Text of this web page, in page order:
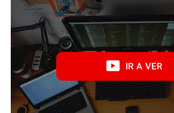
IR A VER